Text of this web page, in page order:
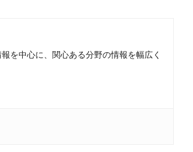
を中心に、関心ある分野の情報を幅広く